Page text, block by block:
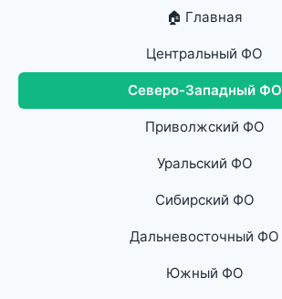
🏠 Главная
Центральный ФО
Северо-Западный ФО
Приволжский ФО
Уральский ФО
Сибирский ФО
Дальневосточный ФО
Южный ФО